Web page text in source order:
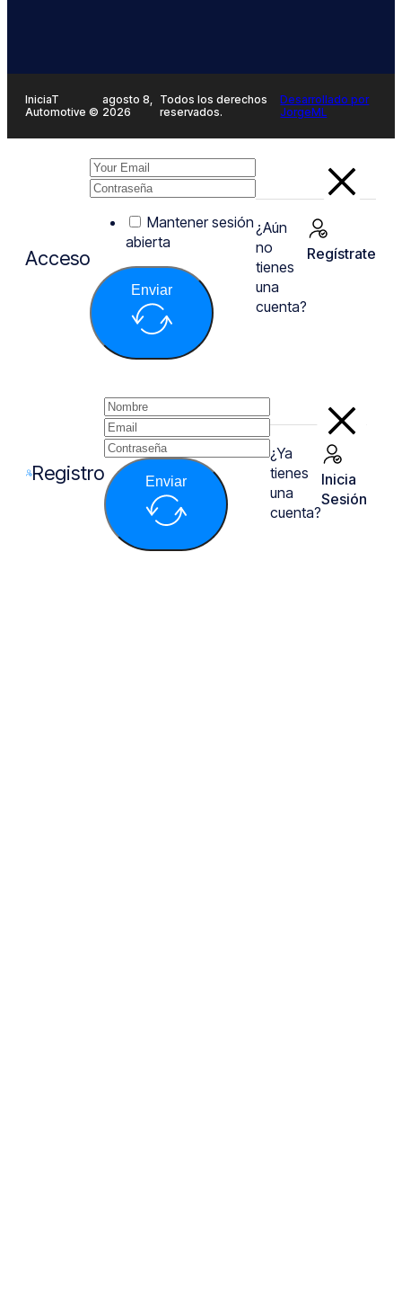
IniciaT
Automotive ©
agosto 8,
2026
Todos los derechos
reservados.
Desarrollado por
JorgeML
Acceso
Mantener sesión
abierta
Enviar
¿Aún
no
tienes
una
cuenta?
Regístrate
Registro Enviar
¿Ya
tienes
una
cuenta?
Inicia
Sesión